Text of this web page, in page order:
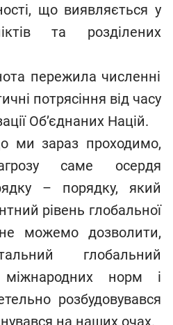
що виявляється у
та розділених
пережила численні
потрясіння від часу
Об’єднаних Націй.
ми зараз проходимо,
саме осердя
– порядку, який
рівень глобальної
можемо дозволити,
глобальний
норм і
розбудовувався
на наших очах.